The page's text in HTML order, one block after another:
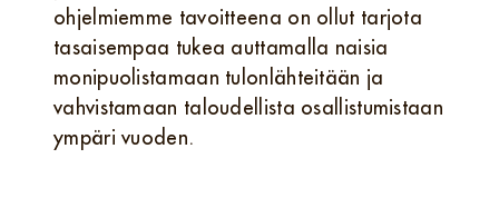
ohjelmiemme tavoitteena on ollut tarjota
tasaisempaa tukea auttamalla naisia
monipuolistamaan tulonlähteitään ja
vahvistamaan taloudellista osallistumistaan
ympäri vuoden.